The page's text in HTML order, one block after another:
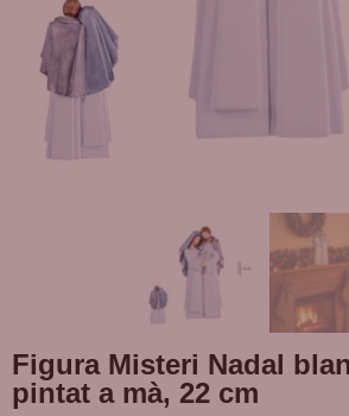
Figura Misteri Nadal
pintat a mà, 22 cm